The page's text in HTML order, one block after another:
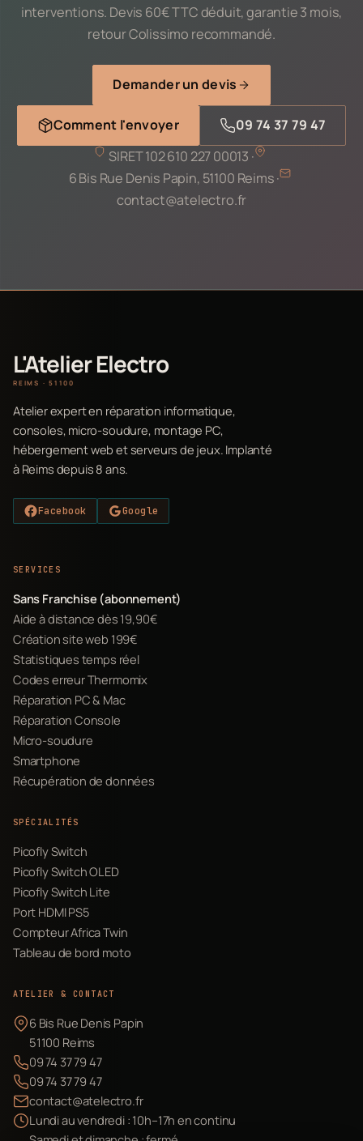
interventions. Devis 60€ TTC déduit, garantie 3 mois,
retour Colissimo recommandé.
Demander un devis
Comment l'envoyer
09 74 37 79 47
SIRET 102 610 227 00013 ·
6 Bis Rue Denis Papin, 51100 Reims ·
contact@atelectro.fr
L'Atelier Electro
REIMS · 51100
Atelier expert en réparation informatique,
consoles, micro-soudure, montage PC,
hébergement web et serveurs de jeux. Implanté
à Reims depuis 8 ans.
Facebook Google
SERVICES
Sans Franchise (abonnement)
Aide à distance dès 19,90€
Création site web 199€
Statistiques temps réel
Codes erreur Thermomix
Réparation PC & Mac
Réparation Console
Micro-soudure
Smartphone
Récupération de données
SPÉCIALITÉS
Picofly Switch
Picofly Switch OLED
Picofly Switch Lite
Port HDMI PS5
Compteur Africa Twin
Tableau de bord moto
ATELIER & CONTACT
6 Bis Rue Denis Papin
51100 Reims
09 74 37 79 47
09 74 37 79 47
contact@atelectro.fr
Lundi au vendredi : 10h–17h en continu